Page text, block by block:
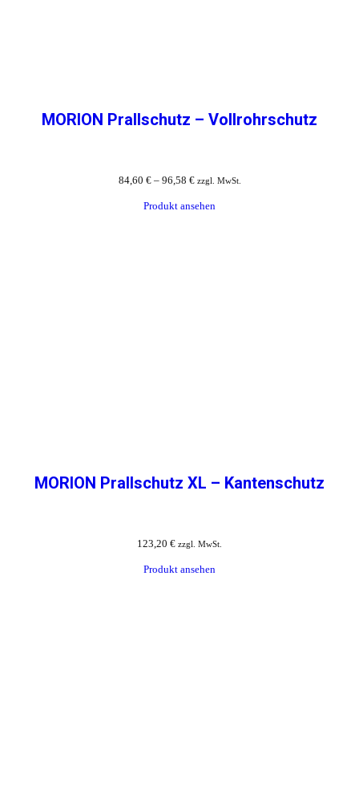
MORION Prallschutz – Vollrohrschutz
84,60 €– 96,58 € zzgl. MwSt.
Produkt ansehen
MORION Prallschutz XL – Kantenschutz
123,20 € zzgl. MwSt.
Produkt ansehen